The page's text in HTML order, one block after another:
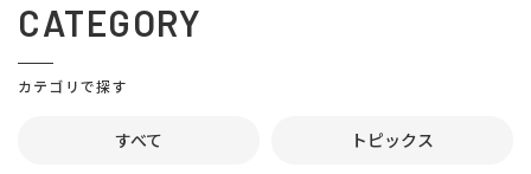
CATEGORY
カテゴリで探す
すべて トピックス